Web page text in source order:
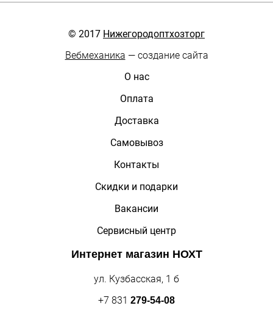
© 2017 Нижегородоптхозторг
Вебмеханика — создание сайта
О нас
Оплата
Доставка
Самовывоз
Контакты
Скидки и подарки
Вакансии
Сервисный центр
Интернет магазин НОХТ
ул. Кузбасская, 1 б
+7 831 279-54-08